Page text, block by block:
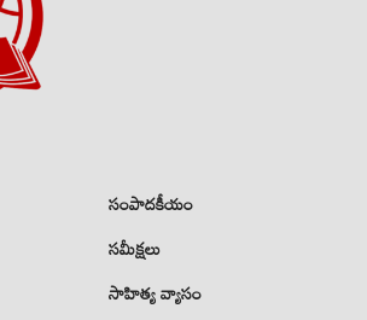
సంపాదకీయం
సమీక్షలు
సాహిత్య వ్యాసం